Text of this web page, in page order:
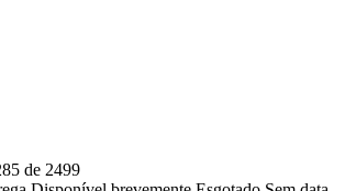
de 2499